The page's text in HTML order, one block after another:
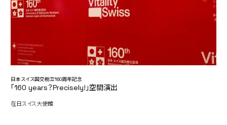
日本スイス国交樹立160周年記念
「160 years？Precisely!」空間演出
在日スイス大使館